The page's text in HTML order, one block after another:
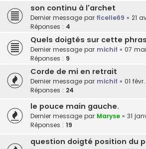
son continu à l'archet
Dernier message par ficelle69 « 21
Réponses : 4
Quels doigtés sur cette
Dernier message par michif « 07
Réponses : 9
Corde de mi en retrait
Dernier message par michif « 01
Réponses : 24
le pouce main gauche.
Dernier message par Maryse « 31
Réponses : 19
question doigté position du